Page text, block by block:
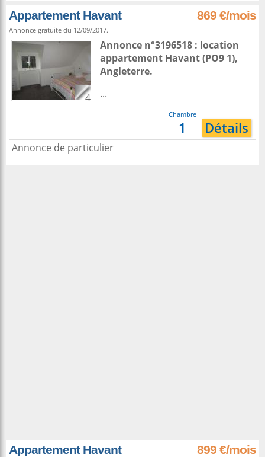
Appartement Havant 869 €/mois
Annonce gratuite du 12/09/2017.
4
Annonce n°3196518 : location
appartement Havant(PO9 1),
Angleterre.
...
Chambre
1 Détails
Annonce de particulier
Appartement Havant 899 €/mois